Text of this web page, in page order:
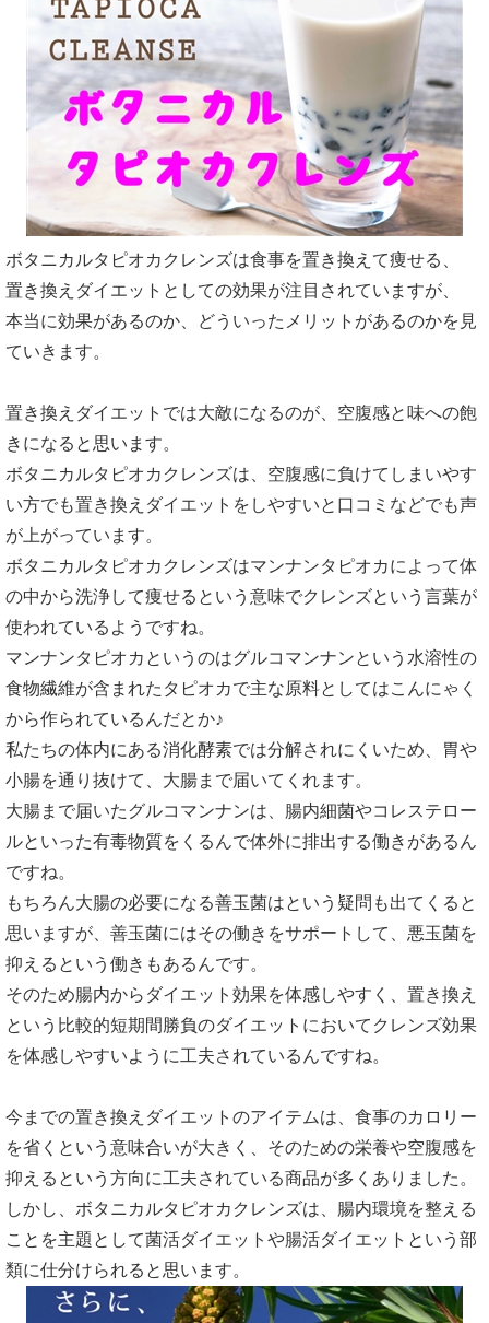
ボタニカルタピオカクレンズは食事を置き換えて痩せる、
置き換えダイエットとしての効果が注目されていますが、
本当に効果があるのか、どういったメリットがあるのかを見
ていきます。
置き換えダイエットでは大敵になるのが、空腹感と味への飽
きになると思います。
ボタニカルタピオカクレンズは、空腹感に負けてしまいやす
い方でも置き換えダイエットをしやすいと口コミなどでも声
が上がっています。
ボタニカルタピオカクレンズはマンナンタピオカによって体
の中から洗浄して痩せるという意味でクレンズという言葉が
使われているようですね。
マンナンタピオカというのはグルコマンナンという水溶性の
食物繊維が含まれたタピオカで主な原料としてはこんにゃく
から作られているんだとか♪
私たちの体内にある消化酵素では分解されにくいため、胃や
小腸を通り抜けて、大腸まで届いてくれます。
大腸まで届いたグルコマンナンは、腸内細菌やコレステロー
ルといった有毒物質をくるんで体外に排出する働きがあるん
ですね。
もちろん大腸の必要になる善玉菌はという疑問も出てくると
思いますが、善玉菌にはその働きをサポートして、悪玉菌を
抑えるという働きもあるんです。
そのため腸内からダイエット効果を体感しやすく、置き換え
という比較的短期間勝負のダイエットにおいてクレンズ効果
を体感しやすいように工夫されているんですね。
今までの置き換えダイエットのアイテムは、食事のカロリー
を省くという意味合いが大きく、そのための栄養や空腹感を
抑えるという方向に工夫されている商品が多くありました。
しかし、ボタニカルタピオカクレンズは、腸内環境を整える
ことを主題として菌活ダイエットや腸活ダイエットという部
類に仕分けられると思います。